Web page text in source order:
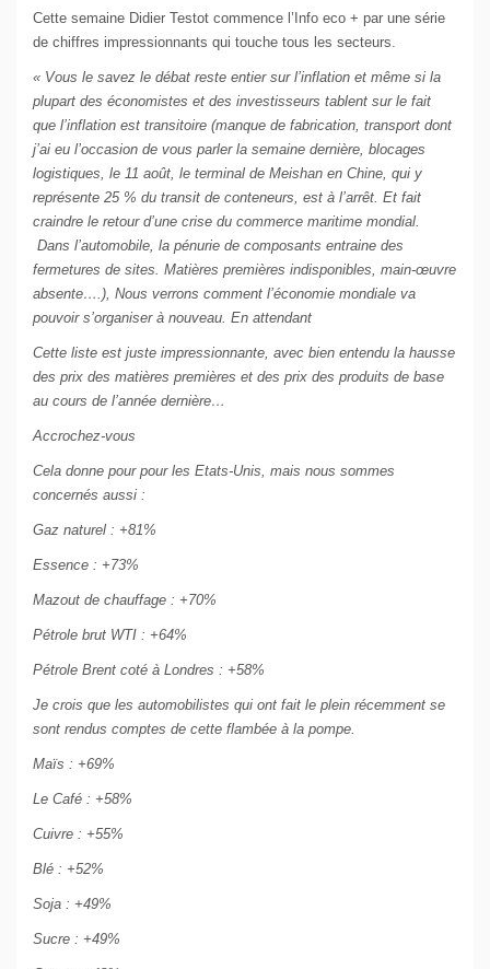
Cette semaine Didier Testot commence l’Info eco + par une série
de chiffres impressionnants qui touche tous les secteurs.
« Vous le savez le débat reste entier sur l’inflation et même si la
plupart des économistes et des investisseurs tablent sur le fait
que l’inflation est transitoire (manque de fabrication, transport dont
j’ai eu l’occasion de vous parler la semaine dernière, blocages
logistiques, le 11 août, le terminal de Meishan en Chine, qui y
représente 25 % du transit de conteneurs, est à l’arrêt. Et fait
craindre le retour d’une crise du commerce maritime mondial.
Dans l’automobile, la pénurie de composants entraine des
fermetures de sites. Matières premières indisponibles, main-œuvre
absente….), Nous verrons comment l’économie mondiale va
pouvoir s’organiser à nouveau. En attendant
Cette liste est juste impressionnante, avec bien entendu la hausse
des prix des matières premières et des prix des produits de base
au cours de l’année dernière…
Accrochez-vous
Cela donne pour pour les Etats-Unis, mais nous sommes
concernés aussi :
Gaz naturel : +81%
Essence : +73%
Mazout de chauffage : +70%
Pétrole brut WTI : +64%
Pétrole Brent coté à Londres : +58%
Je crois que les automobilistes qui ont fait le plein récemment se
sont rendus comptes de cette flambée à la pompe.
Maïs : +69%
Le Café : +58%
Cuivre : +55%
Blé : +52%
Soja : +49%
Sucre : +49%